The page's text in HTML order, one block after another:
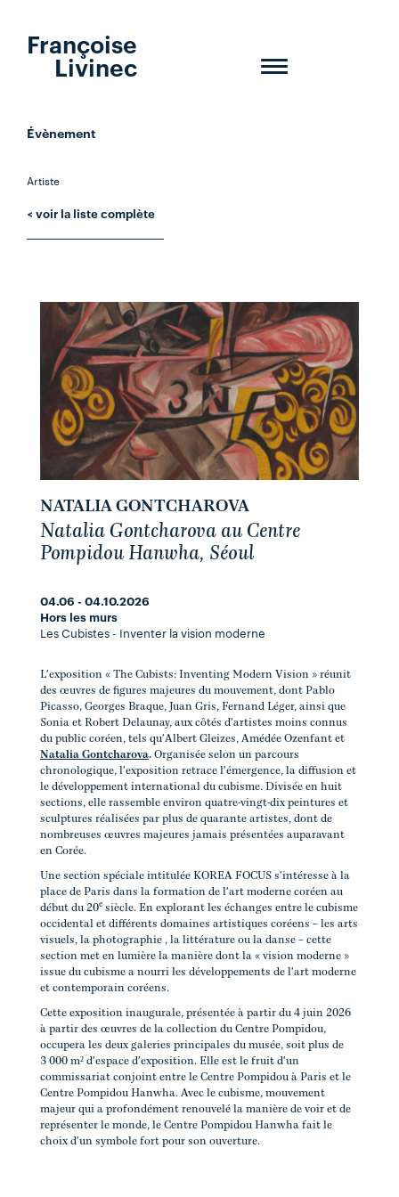
Toggle
Françoise
Livinec
Évènement
Artiste
< voir la liste complète
NATALIA GONTCHAROVA
Natalia Gontcharova au Centre
Pompidou Hanwha, Séoul
04.06 - 04.10.2026
Hors les murs
Les Cubistes - Inventer la vision moderne
L'exposition « The Cubists: Inventing Modern Vision » réunit
des œuvres de figures majeures du mouvement, dont Pablo
Picasso, Georges Braque, Juan Gris, Fernand Léger, ainsi que
Sonia et Robert Delaunay, aux côtés d'artistes moins connus
du public coréen, tels qu'Albert Gleizes, Amédée Ozenfant et
Natalia Gontcharova. Organisée selon un parcours
chronologique, l'exposition retrace l'émergence, la diffusion et
le développement international du cubisme. Divisée en huit
sections, elle rassemble environ quatre-vingt-dix peintures et
sculptures réalisées par plus de quarante artistes, dont de
nombreuses œuvres majeures jamais présentées auparavant
en Corée.
Une section spéciale intitulée KOREA FOCUS s'intéresse à la
place de Paris dans la formation de l'art moderne coréen au
début du 20e siècle. En explorant les échanges entre le cubisme
occidental et différents domaines artistiques coréens – les arts
visuels, la photographie , la littérature ou la danse – cette
section met en lumière la manière dont la « vision moderne »
issue du cubisme a nourri les développements de l'art moderne
et contemporain coréens.
Cette exposition inaugurale, présentée à partir du 4 juin 2026
à partir des œuvres de la collection du Centre Pompidou,
occupera les deux galeries principales du musée, soit plus de
3 000 m² d'espace d'exposition. Elle est le fruit d'un
commissariat conjoint entre le Centre Pompidou à Paris et le
Centre Pompidou Hanwha. Avec le cubisme, mouvement
majeur qui a profondément renouvelé la manière de voir et de
représenter le monde, le Centre Pompidou Hanwha fait le
choix d'un symbole fort pour son ouverture.